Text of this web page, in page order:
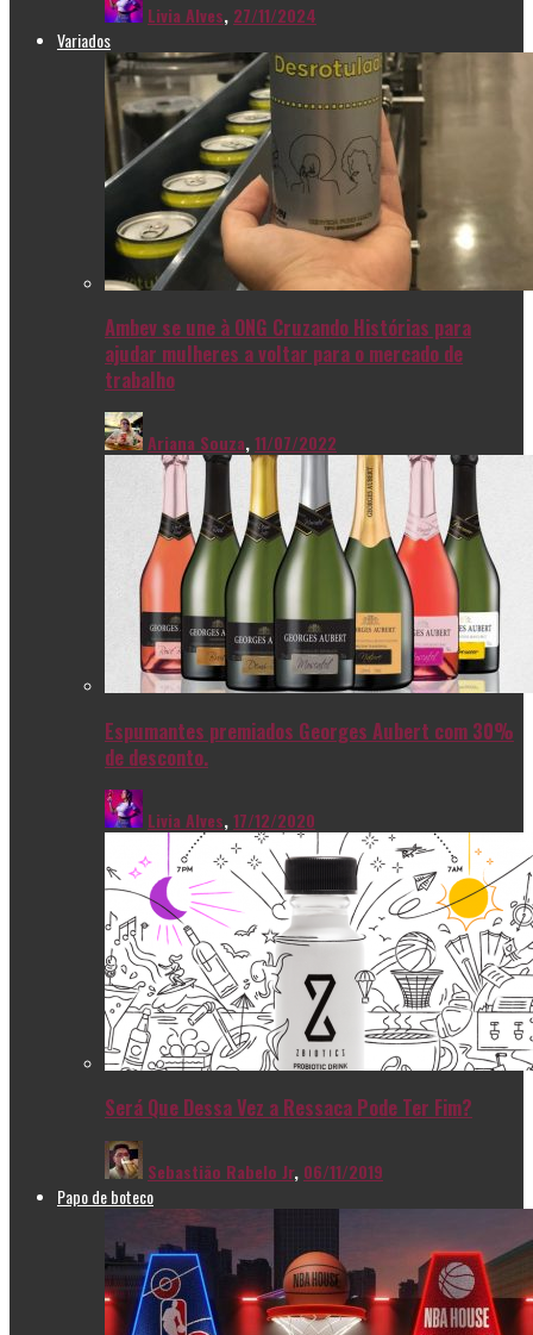
Livia Alves, 27/11/2024
Variados
Ambev se une à ONG Cruzando Histórias para
ajudar mulheres a voltar para o mercado de
trabalho
Ariana Souza,11/07/2022
Espumantes premiados Georges Aubert com 30%
de desconto.
Livia Alves,17/12/2020
Será Que Dessa Vez a Ressaca Pode Ter Fim?
Sebastião Rabelo Jr, 06/11/2019
Papo de boteco